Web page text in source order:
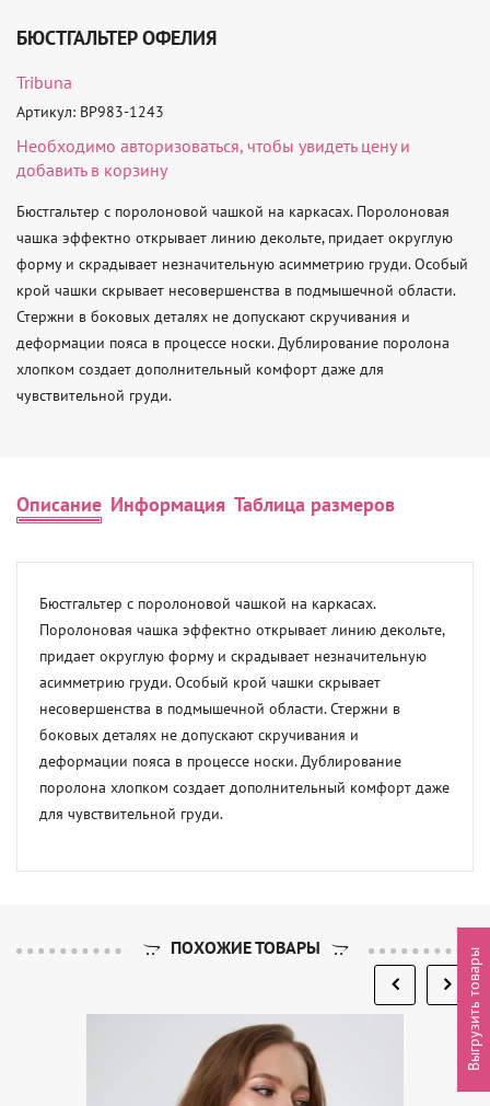
БЮСТГАЛЬТЕР ОФЕЛИЯ
Tribuna
Артикул: BP983-1243
Необходимо авторизоваться, чтобы увидеть цену и
добавить в корзину
Бюстгальтер с поролоновой чашкой на каркасах. Поролоновая
чашка эффектно открывает линию декольте, придает округлую
форму и скрадывает незначительную асимметрию груди. Особый
крой чашки скрывает несовершенства в подмышечной области.
Стержни в боковых деталях не допускают скручивания и
деформации пояса в процессе носки. Дублирование поролона
хлопком создает дополнительный комфорт даже для
чувствительной груди.
Описание Информация Таблица размеров
Бюстгальтер с поролоновой чашкой на каркасах.
Поролоновая чашка эффектно открывает линию декольте,
придает округлую форму и скрадывает незначительную
асимметрию груди. Особый крой чашки скрывает
несовершенства в подмышечной области. Стержни в
боковых деталях не допускают скручивания и
деформации пояса в процессе носки. Дублирование
поролона хлопком создает дополнительный комфорт даже
для чувствительной груди.
ПОХОЖИЕ ТОВАРЫ
Выгрузить товары